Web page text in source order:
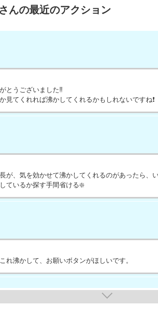
んの最近のアクション
とうございました‼️
見てくれれば沸かしてくれるかもしれないですね❗
が、気を効かせて沸かしてくれるのがあったら、
ているか探す手間省ける❇️
れ沸かして、お願いボタンがほしいです。